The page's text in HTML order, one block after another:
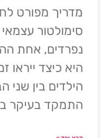
מדריך מפורט
סימולטור
נפרדים, אחת
היא כיצד ייראו
הילדים בין
התמקד בעיקר